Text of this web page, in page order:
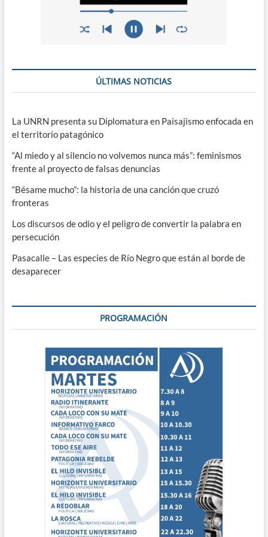
ÚLTIMAS NOTICIAS
La UNRN presenta su Diplomatura en Paisajismo enfocada en
el territorio patagónico
“Al miedo y al silencio no volvemos nunca más”: feminismos
frente al proyecto de falsas denuncias
“Bésame mucho”: la historia de una canción que cruzó
fronteras
Los discursos de odio y el peligro de convertir la palabra en
persecución
Pasacalle – Las especies de Río Negro que están al borde de
desaparecer
PROGRAMACIÓN